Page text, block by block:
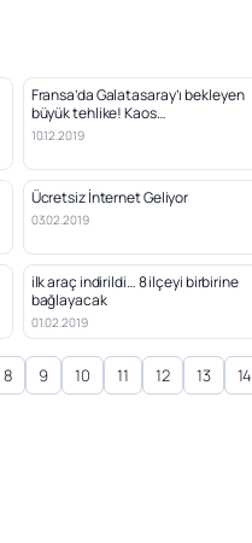
Fransa’da Galatasaray’ı bekleyen
büyük tehlike! Kaos…
10.12.2019
Ücretsiz İnternet Geliyor
03.02.2019
ilk araç indirildi… 8 ilçeyi birbirine
bağlayacak
01.02.2019
8 9 10 11 12 13 14